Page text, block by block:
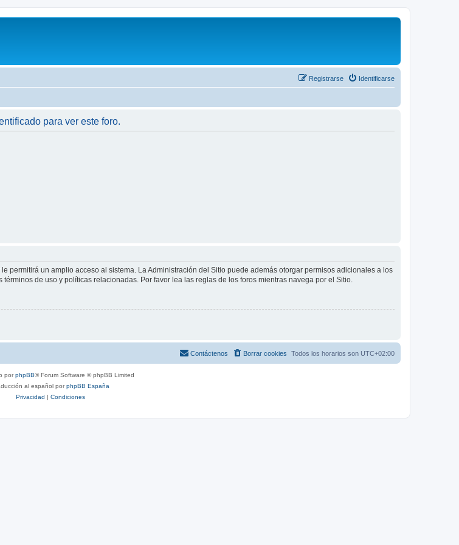
Identificarse
Registrarse
para ver este foro.
permitirá un amplio acceso al sistema. La Administración del Sitio puede además otorgar permisos adicionales a los
de uso y políticas relacionadas. Por favor lea las reglas de los foros mientras navega por el Sitio.
Todos los horarios son UTC+02:00
Borrar cookies
Contáctenos
porphpBB® Forum Software © phpBB Limited
al español porphpBB España
Privacidad | Condiciones